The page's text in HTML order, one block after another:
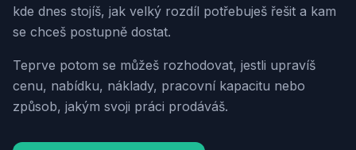
kde dnes stojíš, jak velký rozdíl potřebuješ řešit a kam
se chceš postupně dostat.
Teprve potom se můžeš rozhodovat, jestli upravíš
cenu, nabídku, náklady, pracovní kapacitu nebo
způsob, jakým svoji práci prodáváš.